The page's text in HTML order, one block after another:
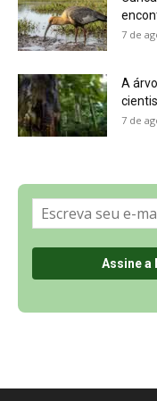
Política de Privacidade,